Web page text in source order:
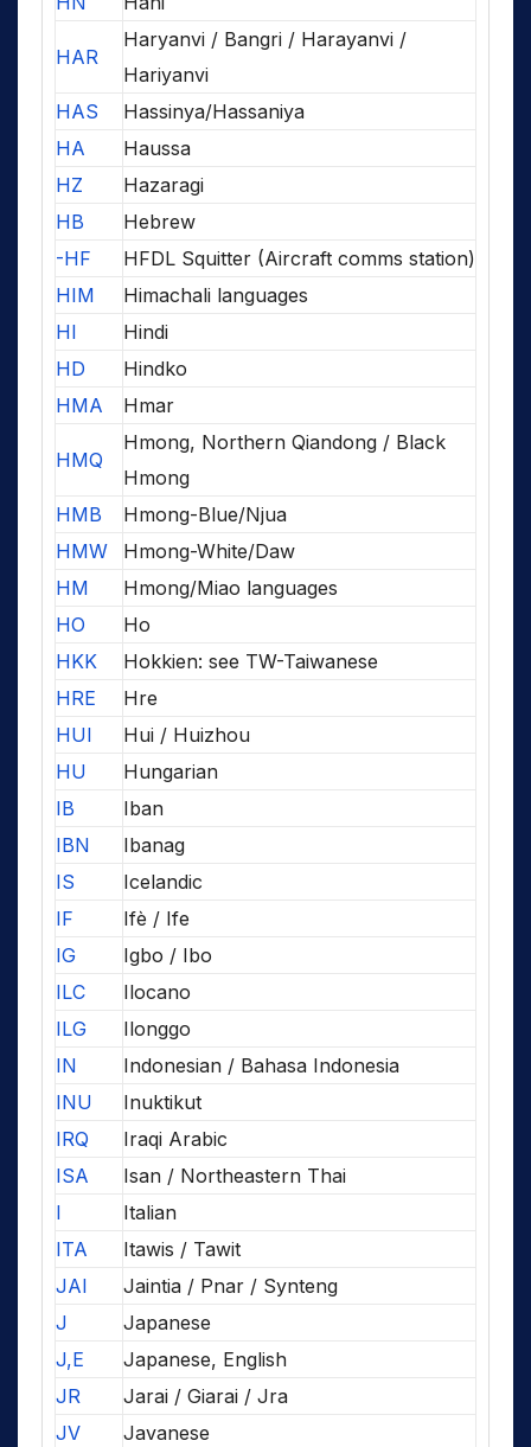
HAR
Haryanvi / Bangri / Harayanvi /
Hariyanvi
HAS
Hassinya/Hassaniya
HA
Haussa
HZ
Hazaragi
HB
Hebrew
-HF
HFDL Squitter (Aircraft comms station)
HIM
Himachali languages
HI
Hindi
HD
Hindko
HMA
Hmar
HMQ
Hmong, Northern Qiandong / Black
Hmong
HMB
Hmong-Blue/Njua
HMW
Hmong-White/Daw
HM
Hmong/Miao languages
HO
Ho
HKK
Hokkien: see TW-Taiwanese
HRE
Hre
HUI
Hui / Huizhou
HU
Hungarian
IB
Iban
IBN
Ibanag
IS
Icelandic
IF
Ifè / Ife
IG
Igbo / Ibo
ILC
Ilocano
ILG
Ilonggo
IN
Indonesian / Bahasa Indonesia
INU
Inuktikut
IRQ
Iraqi Arabic
ISA
Isan / Northeastern Thai
I
Italian
ITA
Itawis / Tawit
JAI
Jaintia / Pnar / Synteng
J
Japanese
J,E
Japanese, English
JR
Jarai / Giarai / Jra
JV
Javanese